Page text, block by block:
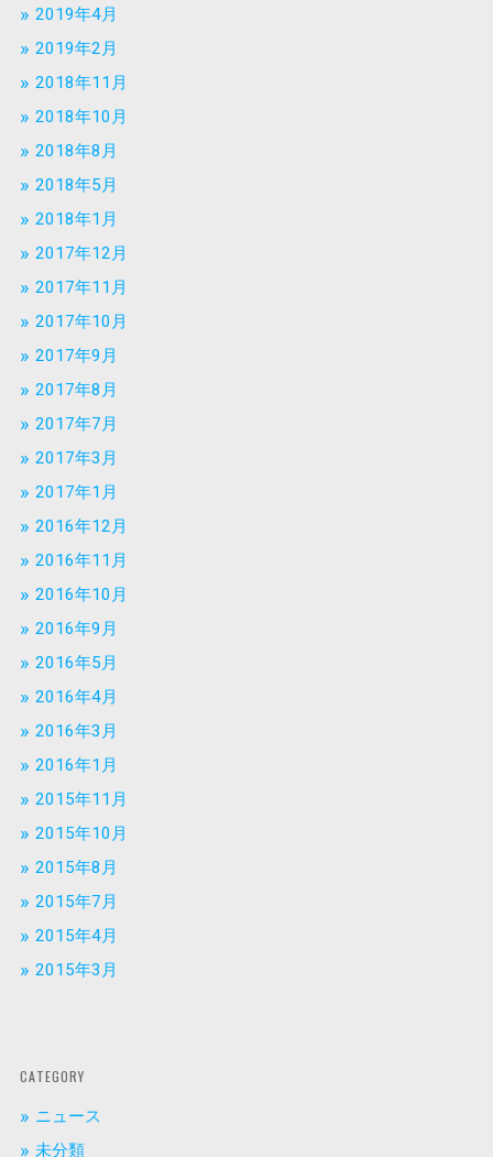
2019年4月
2019年2月
2018年11月
2018年10月
2018年8月
2018年5月
2018年1月
2017年12月
2017年11月
2017年10月
2017年9月
2017年8月
2017年7月
2017年3月
2017年1月
2016年12月
2016年11月
2016年10月
2016年9月
2016年5月
2016年4月
2016年3月
2016年1月
2015年11月
2015年10月
2015年8月
2015年7月
2015年4月
2015年3月
CATEGORY
ニュース
未分類